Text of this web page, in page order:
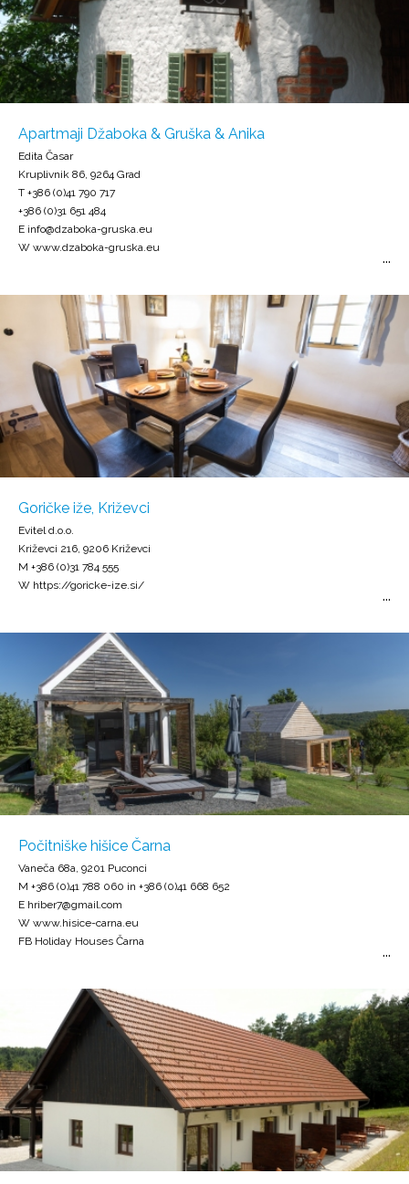
Apartmaji Džaboka & Gruška & Anika
Edita Časar
Kruplivnik 86, 9264 Grad
T +386 (0)41 790 717
+386 (0)31 651 484
E info@dzaboka-gruska.eu
W www.dzaboka-gruska.eu
Goričke iže, Križevci
Evitel d.o.o.
Križevci 216, 9206 Križevci
M +386 (0)31 784 555
W https://goricke-ize.si/
Počitniške hišice Čarna
Vaneča 68a, 9201 Puconci
M +386 (0)41 788 060 in +386 (0)41 668 652
E hriber7@gmail.com
W www.hisice-carna.eu
FB Holiday Houses Čarna